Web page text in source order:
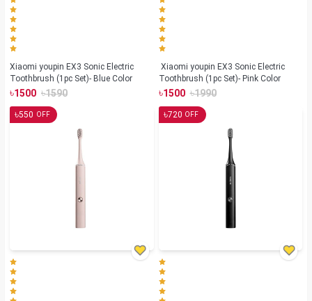
Xiaomi youpin EX3 Sonic Electric
Toothbrush (1pc Set)- Blue Color
৳1500 ৳1590
Toothbrush (1pc Set)- Pink Color
৳1500 ৳1990
৳550 OFF ৳720 OFF